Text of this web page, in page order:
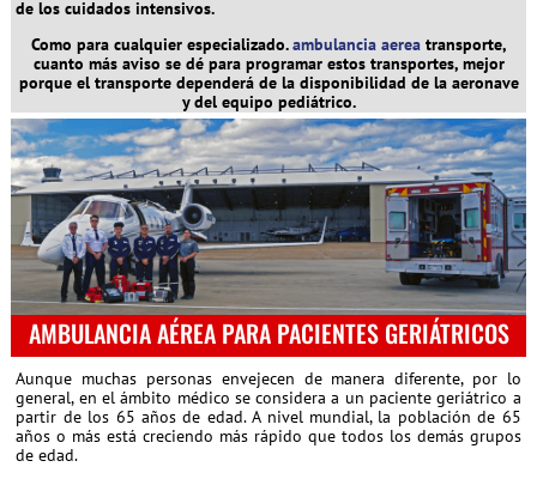
de los cuidados intensivos.
Como para cualquier especializado.ambulancia aereatransporte,
cuanto más aviso se dé para programar estos transportes, mejor
porque el transporte dependerá de la disponibilidad de la aeronave
y del equipo pediátrico.
AMBULANCIA AÉREA PARA PACIENTES GERIÁTRICOS
Aunque muchas personas envejecen de manera diferente, por lo
general, en el ámbito médico se considera a un paciente geriátrico a
partir de los 65 años de edad. A nivel mundial, la población de 65
años o más está creciendo más rápido que todos los demás grupos
de edad.